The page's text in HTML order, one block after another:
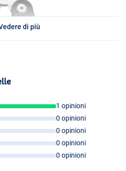
di più
1 opinioni
0 opinioni
0 opinioni
0 opinioni
0 opinioni